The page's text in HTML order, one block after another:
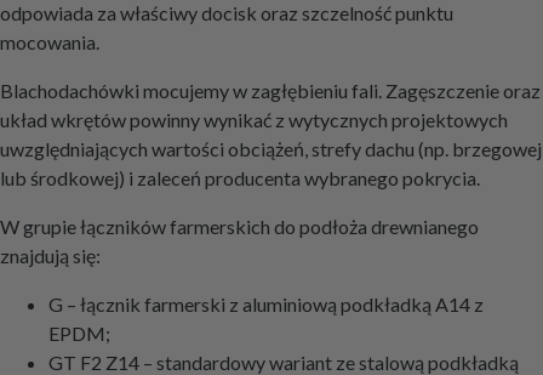
odpowiada za właściwy docisk oraz szczelność punktu
mocowania.
Blachodachówki mocujemy w zagłębieniu fali. Zagęszczenie oraz
układ wkrętów powinny wynikać z wytycznych projektowych
uwzględniających wartości obciążeń, strefy dachu (np. brzegowej
lub środkowej) i zaleceń producenta wybranego pokrycia.
W grupie łączników farmerskich do podłoża drewnianego
znajdują się:
G – łącznik farmerski z aluminiową podkładką A14 z
EPDM;
GT F2 Z14 – standardowy wariant ze stalową podkładką